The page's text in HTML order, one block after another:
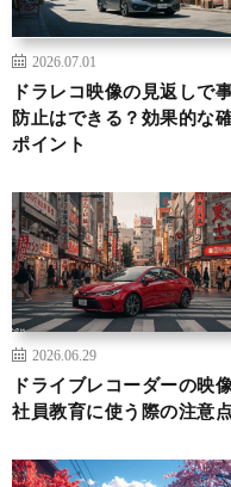
2026.07.01
ドラレコ映像の見返しで
防止はできる？効果的な
ポイント
2026.06.29
ドライブレコーダーの映
社員教育に使う際の注意